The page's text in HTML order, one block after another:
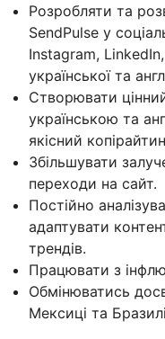
Розробляти та
SendPulse у
Instagram,
української та
Створювати
українською та
якісний
Збільшувати
переходи на сайт.
Постійно
адаптувати
трендів.
Працювати з
Обмінюватись
Мексиці та